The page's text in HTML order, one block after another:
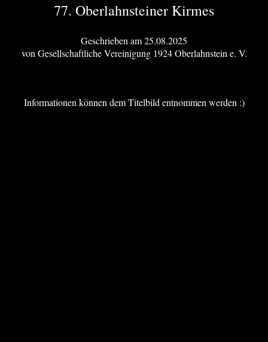
77. Oberlahnsteiner Kirmes
Geschrieben am 25.08.2025
von Gesellschaftliche Vereinigung 1924 Oberlahnstein e. V.
Informationen können dem Titelbild entnommen werden :)